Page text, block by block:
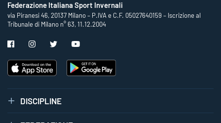
Federazione Italiana Sport Invernali
via Piranesi 46, 20137 Milano – P.IVA e C.F. 05027640159 – Iscrizione al
Tribunale di Milano n° 63, 11.12.2004
DISCIPLINE